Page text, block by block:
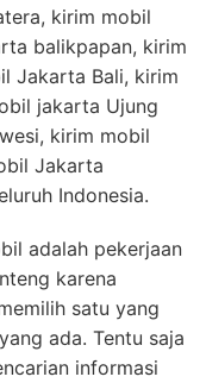
kirim mobil
balikpapan, kirim
Jakarta Bali, kirim
jakarta Ujung
kirim mobil
Jakarta
Indonesia.
adalah pekerjaan
karena
satu yang
ada. Tentu saja
informasi